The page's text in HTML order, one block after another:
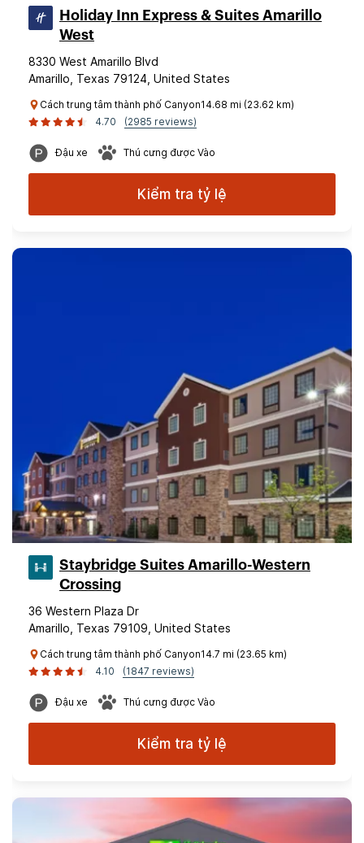
Holiday Inn Express & Suites Amarillo
West
8330 West Amarillo Blvd
Amarillo, Texas 79124, United States
Cách trung tâm thành phố Canyon14.68 mi (23.62 km)
4.70
(2985 reviews)
Đậu xe Thú cưng được Vào
Kiểm tra tỷ lệ
Staybridge Suites Amarillo-Western
Crossing
36 Western Plaza Dr
Amarillo, Texas 79109, United States
Cách trung tâm thành phố Canyon14.7 mi (23.65 km)
4.10
(1847 reviews)
Đậu xe Thú cưng được Vào
Kiểm tra tỷ lệ